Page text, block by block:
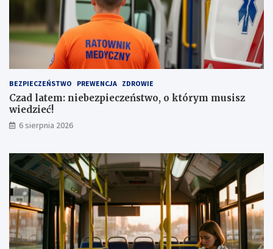
i
a
a
w
e
,
1
m
l
ł
BEZPIECZEŃSTWO PREWENCJA ZDROWIE
Czad latem: niebezpieczeństwo, o którym musisz
wiedzieć!
6 sierpnia 2026